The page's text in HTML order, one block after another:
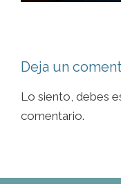
Deja un
Lo siento, debes
comentario.